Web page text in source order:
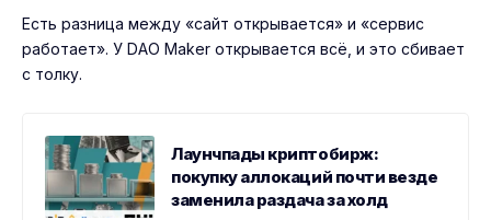
Есть разница между «сайт открывается» и «сервис
работает». У DAO Maker открывается всё, и это сбивает
с толку.
Лаунчпады криптобирж:
покупку аллокаций почти везде
заменила раздача за холд